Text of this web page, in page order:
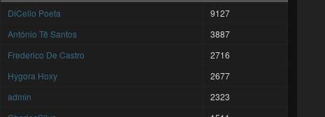
DiCello Poeta
9127
António Tê Santos
3887
Frederico De Castro
2716
Hygora Hoxy
2677
admin
2323